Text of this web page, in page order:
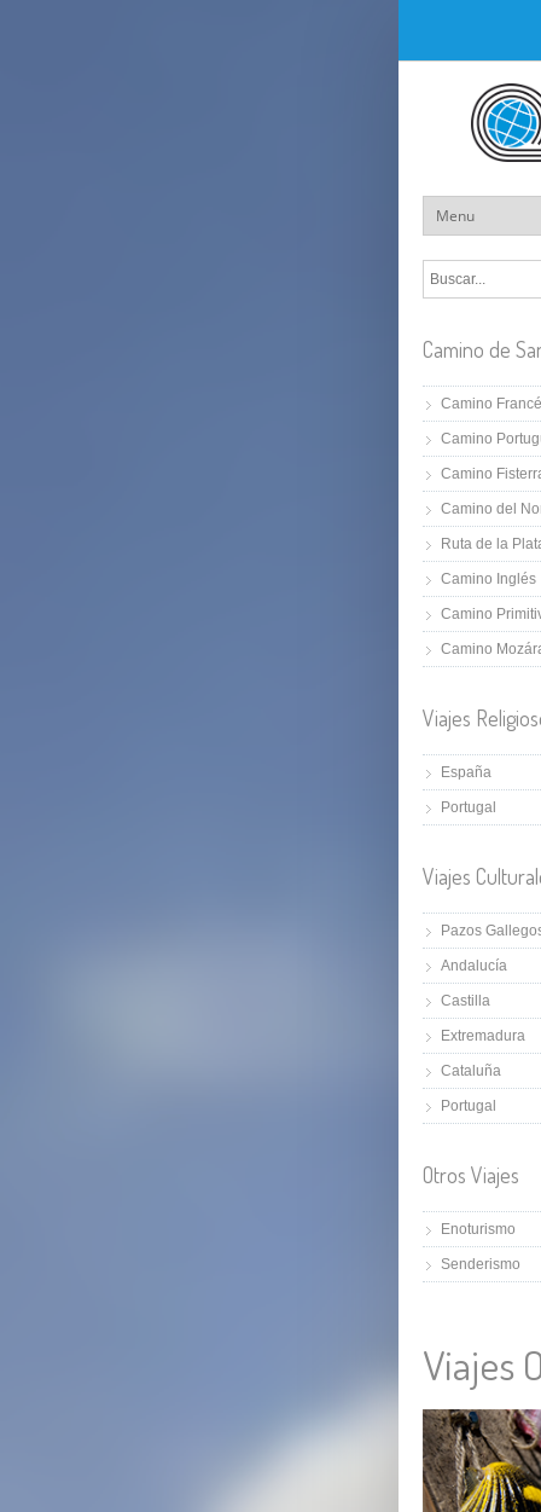
Camino de
Camino
Camino
Camino
Camino del
Ruta de la
Camino Inglés
Camino
Camino
Viajes
España
Portugal
Viajes
Pazos
Andalucía
Castilla
Extremadura
Cataluña
Portugal
Otros Viajes
Enoturismo
Senderismo
Viajes